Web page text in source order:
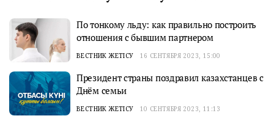
По тонкому льду: как правильно построить
отношения с бывшим партнером
ВЕСТНИК ЖЕТІСУ 16 СЕНТЯБРЯ 2023, 15:00
Президент страны поздравил казахстанцев с
Днём семьи
ВЕСТНИК ЖЕТІСУ 10 СЕНТЯБРЯ 2023, 11:13